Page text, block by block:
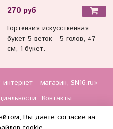
270 руб
Гортензия искусственная,
букет 5 веток - 5 голов, 47
см, 1 букет.
- магазин, SN16.ru»
Контакты
Вы даете согласие на